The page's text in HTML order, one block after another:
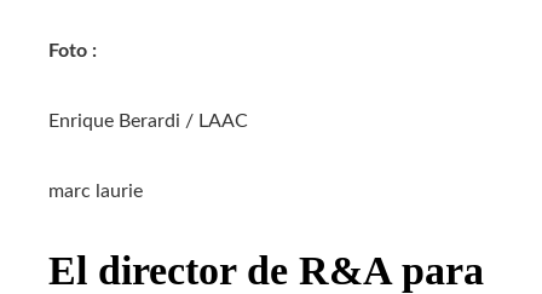
Foto :
Enrique Berardi / LAAC
marc laurie
El director de R&A para